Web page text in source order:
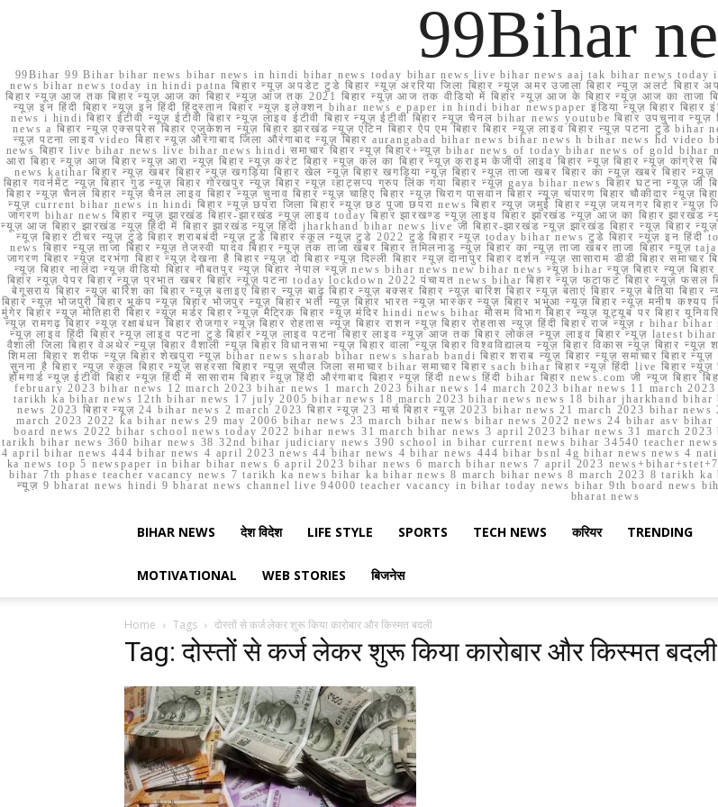
99Bihar
99Bihar 99 Bihar bihar news bihar news in hindi bihar news today bihar news live bihar news aaj tak bihar news today
news bihar news today in hindi patna बिहार न्यूज़ अपडेट टुडे बिहार न्यूज़ अररिया जिला बिहार न्यूज़ अमर उजाला बिहार न्यूज़ अलर्ट
बिहार न्यूज़ आज तक बिहार न्यूज़ आज का बिहार न्यूज़ आज तक 2021 बिहार न्यूज़ आज तक वीडियो में बिहार न्यूज़ आज के बिहार न्यूज़ आज का ताजा
न्यूज़ इन हिंदी बिहार न्यूज़ इन हिंदी हिंदुस्तान बिहार न्यूज़ इलेक्शन bihar news e paper in hindi bihar newspaper इंडिया न्यूज़ बिहार बिहार
news i hindi बिहार ईटीवी न्यूज़ ईटीवी बिहार न्यूज़ लाइव ईटीवी बिहार न्यूज़ ईटीवी बिहार न्यूज़ चैनल bihar news youtube बिहार उपचुनाव न्यूज़
news a बिहार न्यूज़ एक्सप्रेस बिहार एजुकेशन न्यूज़ बिहार झारखंड न्यूज़ एटिन बिहार ऐप एम बिहार बिहार न्यूज़ लाइव बिहार न्यूज़ पटना टुडे
न्यूज़ पटना लाइव video बिहार न्यूज़ औरंगाबाद जिला औरंगाबाद न्यूज़ बिहार aurangabad bihar news bihar news h bihar news hd
news बिहार live bihar news live bihar news hindi समाचार बिहार न्यूज़ बिहार+न्यूज़ bihar news of today bihar news of gold
आरा बिहार न्यूज़ आज बिहार न्यूज़ आरा न्यूज़ बिहार न्यूज़ करंट बिहार न्यूज़ कल का बिहार न्यूज़ क्राइम केजीपी लाइव बिहार न्यूज़ बिहार न्यूज़ कांग्रेस
news katihar बिहार न्यूज़ खबर बिहार न्यूज़ खगड़िया बिहार खेल न्यूज़ बिहार खगड़िया न्यूज़ बिहार न्यूज़ ताजा खबर बिहार का न्यूज़ खबर बिहार
बिहार गवर्नमेंट न्यूज़ बिहार गुड न्यूज़ बिहार गोरखपुर न्यूज़ बिहार न्यूज़ व्हाट्सप्प ग्रुप लिंक गया बिहार न्यूज़ gaya bihar news बिहार घटना
बिहार न्यूज़ चैनल बिहार न्यूज़ चैनल लाइव बिहार न्यूज़ चुनाव बिहार न्यूज़ चाहिए बिहार न्यूज़ चिराग पासवान बिहार न्यूज़ चंपारण बिहार चौकीदार
न्यूज़ current bihar news in hindi बिहार न्यूज़ छपरा जिला बिहार न्यूज़ छठ पूजा छपरा news बिहार न्यूज़ जमुई बिहार न्यूज़ जयनगर बिहार न्यूज़
जागरण bihar news बिहार न्यूज़ झारखंड बिहार-झारखंड न्यूज़ लाइव today बिहार झारखण्ड न्यूज़ लाइव बिहार झारखंड न्यूज़ आज का बिहार
न्यूज़ आज बिहार झारखंड न्यूज़ हिंदी में बिहार झारखंड न्यूज़ हिंदी jharkhand bihar news live जी बिहार-झारखंड न्यूज़ झारखंड बिहार न्यूज़ बिहार न्यूज़
न्यूज़ बिहार टीचर न्यूज़ टुडे बिहार शराबबंदी न्यूज़ टुडे बिहार स्कूल न्यूज़ टुडे 2022 टुडे बिहार न्यूज़ today bihar news टुडे बिहार न्यूज़ इन
news बिहार न्यूज़ ताजा बिहार न्यूज़ तेजस्वी यादव बिहार न्यूज़ तक ताजा खबर बिहार तमिलनाडु न्यूज़ बिहार का न्यूज़ ताजा खबर ताजा बिहार न्यूज़
जागरण बिहार न्यूज़ दरभंगा बिहार न्यूज़ देखना है बिहार न्यूज़ दो बिहार न्यूज़ दिल्ली बिहार न्यूज़ दानापुर बिहार दर्शन न्यूज़ सासाराम डीडी बिहार
न्यूज़ बिहार नालंदा न्यूज़ वीडियो बिहार नौबतपुर न्यूज़ बिहार नेपाल न्यूज़ news bihar news new bihar news न्यूज़ bihar न्यूज़ बिहार न्यूज़
बिहार न्यूज़ पेपर बिहार न्यूज़ प्रभात खबर बिहार न्यूज़ पटना today lockdown 2022 पंचायत news bihar बिहार न्यूज़ फटाफट बिहार न्यूज़ फसल
बेगूसराय बिहार न्यूज़ बारिश का बिहार न्यूज़ बताइए बिहार न्यूज़ बाढ़ बिहार न्यूज़ बक्सर बिहार न्यूज़ बारिश बिहार न्यूज़ बताएं बिहार न्यूज़ बेतिया
बिहार न्यूज़ भोजपुरी बिहार भूकंप न्यूज़ बिहार भोजपुर न्यूज़ बिहार भर्ती न्यूज़ बिहार भारत न्यूज़ भास्कर न्यूज़ बिहार भभुआ न्यूज़ बिहार न्यूज़ मनीष कश्यप
मुंगेर बिहार न्यूज़ मोतिहारी बिहार न्यूज़ मर्डर बिहार न्यूज़ मैट्रिक बिहार न्यूज़ मंदिर hindi news bihar मौसम विभाग बिहार न्यूज़ यूट्यूब पर बिहार
न्यूज़ रामगढ़ बिहार न्यूज़ रक्षाबंधन बिहार रोजगार न्यूज़ बिहार रोहतास न्यूज़ बिहार राशन न्यूज़ बिहार रोहतास न्यूज़ हिंदी बिहार राज न्यूज़ r bihar
न्यूज़ लाइव हिंदी बिहार न्यूज़ लाइव पटना टुडे बिहार न्यूज़ लाइव पटना बिहार लाइव न्यूज़ आज तक बिहार लोकल न्यूज़ लाइव बिहार न्यूज़ latest
वैशाली जिला बिहार वेअथेर न्यूज़ बिहार वैशाली न्यूज़ बिहार विधानसभा न्यूज़ बिहार वाला न्यूज़ बिहार विश्वविद्यालय न्यूज़ बिहार विकास न्यूज़ बिहार
शिमला बिहार शरीफ न्यूज़ बिहार शेखपुरा न्यूज़ bihar news sharab bihar news sharab bandi बिहार शराब न्यूज़ बिहार न्यूज़ समाचार बिहार न्यूज़
सुनना है बिहार न्यूज़ स्कूल बिहार न्यूज़ सहरसा बिहार न्यूज़ सुपौल जिला समाचार bihar समाचार बिहार sach bihar बिहार न्यूज़ हिंदी live बिहार न्यूज़
होमगार्ड न्यूज़ ईटीवी बिहार न्यूज़ हिंदी में सासाराम बिहार न्यूज़ हिंदी औरंगाबाद बिहार न्यूज़ हिंदी news हिंदी bihar बिहार news.com जी न्यूज
february 2023 bihar news 12 march 2023 bihar news 1 march 2023 bihar news 14 march 2023 bihar news 11 march
tarikh ka bihar news 12th bihar news 17 july 2005 bihar news 18 march 2023 bihar news news 18 bihar jharkhand
news 2023 बिहार न्यूज़ 24 bihar news 2 march 2023 बिहार न्यूज़ 23 मार्च बिहार न्यूज़ 2023 bihar news 21 march 2023 bihar
march 2023 2022 ka bihar news 29 may 2006 bihar news 23 march bihar news bihar news 2022 news 24 bihar asv
board news 2022 bihar school news today 2022 bihar news 31 march bihar news 3 april 2023 bihar news 31 march
tarikh bihar news 360 bihar news 38 32nd bihar judiciary news 390 school in bihar current news bihar 34540 teacher
4 april bihar news 444 bihar news 4 april 2023 news 44 bihar news 4 bihar news 444 bihar bsnl 4g bihar news news 4
ka news top 5 newspaper in bihar bihar news 6 april 2023 bihar news 6 march bihar news 7 april 2023
bihar 7th phase teacher vacancy news 7 tarikh ka news bihar ka bihar news 8 march bihar news 8 march 2023 8 tarikh
न्यूज़ 9 bharat news hindi 9 bharat news channel live 94000 teacher vacancy in bihar today news bihar 9th board news
bharat news
BIHAR NEWS देश विदेश LIFE STYLE SPORTS TECH NEWS करियर TRENDING
MOTIVATIONAL WEB STORIES बिजनेस
Home Tags दोस्तों से कर्ज लेकर शुरू किया कारोबार और किस्मत बदली
Tag: दोस्तों से कर्ज लेकर शुरू किया कारोबार और किस्मत बदली